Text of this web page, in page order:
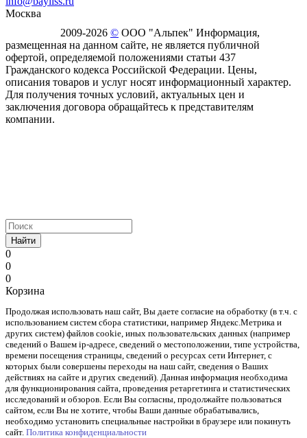
Москва
2009-2026 © ООО "Альпек" Информация,
размещенная на данном сайте, не является публичной
офертой, определяемой положениями статьи 437
Гражданского кодекса Российской Федерации. Цены,
описания товаров и услуг носят информационный характер.
Для получения точных условий, актуальных цен и
заключения договора обращайтесь к представителям
компании.
Найти
0
0
0
Корзина
Продолжая использовать наш cайт, Вы даете согласие на обработку (в т.ч. с
использованием систем сбора статистики, например Яндекс.Метрика и
других систем) файлов cookie, иных пользовательских данных (например
сведений о Вашем ip-адресе, сведений о местоположении, типе устройства,
времени посещения страницы, сведений о ресурсах сети Интернет, с
которых были совершены переходы на наш сайт, сведения о Ваших
действиях на сайте и других сведений). Данная информация необходима
для функционирования сайта, проведения ретаргетинга и статистических
исследований и обзоров. Если Вы согласны, продолжайте пользоваться
сайтом, если Вы не хотите, чтобы Ваши данные обрабатывались,
необходимо установить специальные настройки в браузере или покинуть
сайт. Политика конфиденциальности